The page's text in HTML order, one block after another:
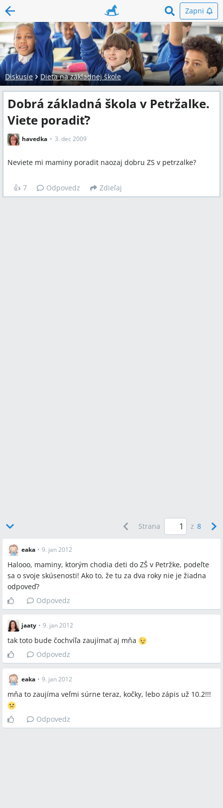
Zapni
Diskusie Dieťa na základnej škole
Dobrá základná škola v Petržalke.
Viete poradiť?
havedka 3. dec 2009
Neviete mi maminy poradit naozaj dobru ZS v petrzalke?
👍 7 Odpovedz Zdieľaj
Strana z 8
eaka • 9. jan 2012
Halooo, maminy, ktorým chodia deti do ZŠ v Petržke, podeľte
sa o svoje skúsenosti! Ako to, že tu za dva roky nie je žiadna
odpoveď?
Odpovedz
jaaty • 9. jan 2012
tak toto bude čochvíľa zaujímať aj mňa
Odpovedz
eaka • 9. jan 2012
mňa to zaujíma veľmi súrne teraz, kočky, lebo zápis už 10.2!!!
Odpovedz